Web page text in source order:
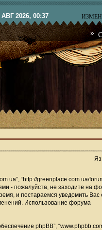
2026, 00:37
“http://greenplace.com.ua/
- пожалуйста, не заходите на
и постараемся уведомить Вас
Использование форума
phpBB”,